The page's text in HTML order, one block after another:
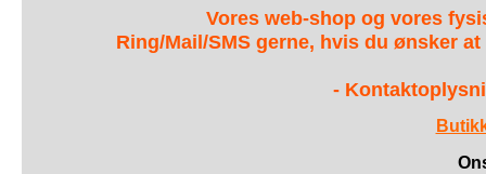
Vores web-shop og vores
Ring/Mail/SMS gerne, hvis du ønsker
-